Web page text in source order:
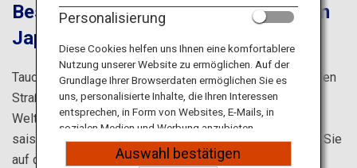
Besuchen Sie die klassischen Orte in
Japan
Tauchen Sie ein in die Geschichte und Kultur Japans in den
Straßen von Kyoto und Nara, in denen sich mehrere
Weltkulturerbestätten befinden, und bewundern Sie die
saisonale Schönheit und die zahlreichen Tempel. Gehen Sie
auf den einzigartigen Straßen von Osaka, dem Tor zum
Personalisierung
Diese Cookies helfen uns Ihnen eine komfortablere
Nutzung unserer Website zu ermöglichen. Auf der
Grundlage Ihrer Browserdaten ermöglichen Sie es
uns, personalisierte Inhalte, die Ihren Interessen
entsprechen, in Form von Websites, E-Mails, in
sozialen Medien und Werbung anzubieten.
Auswahl bestätigen